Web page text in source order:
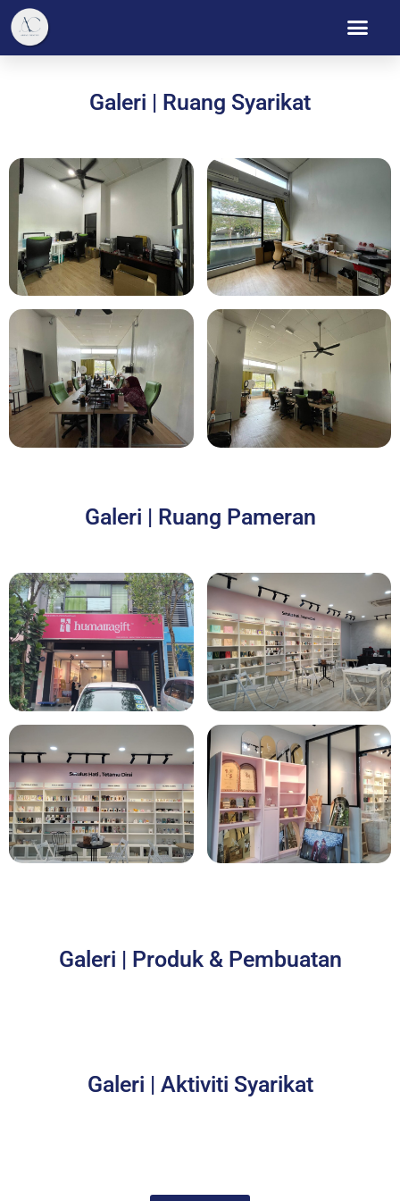
Galeri | Ruang Syarikat
Galeri | Ruang Pameran
Galeri | Produk & Pembuatan
Galeri | Aktiviti Syarikat